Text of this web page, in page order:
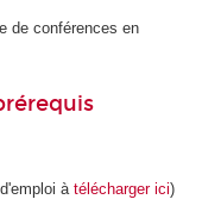
de conférences en
à télécharger ici)